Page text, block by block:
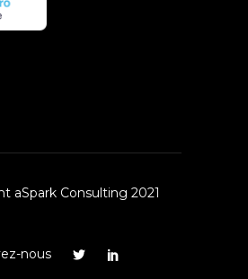
aSpark Consulting 2021
nous